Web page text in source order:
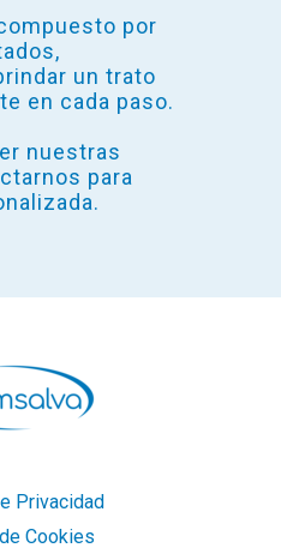
por
un trato
en cada paso.
nuestras
para
Privacidad
Cookies